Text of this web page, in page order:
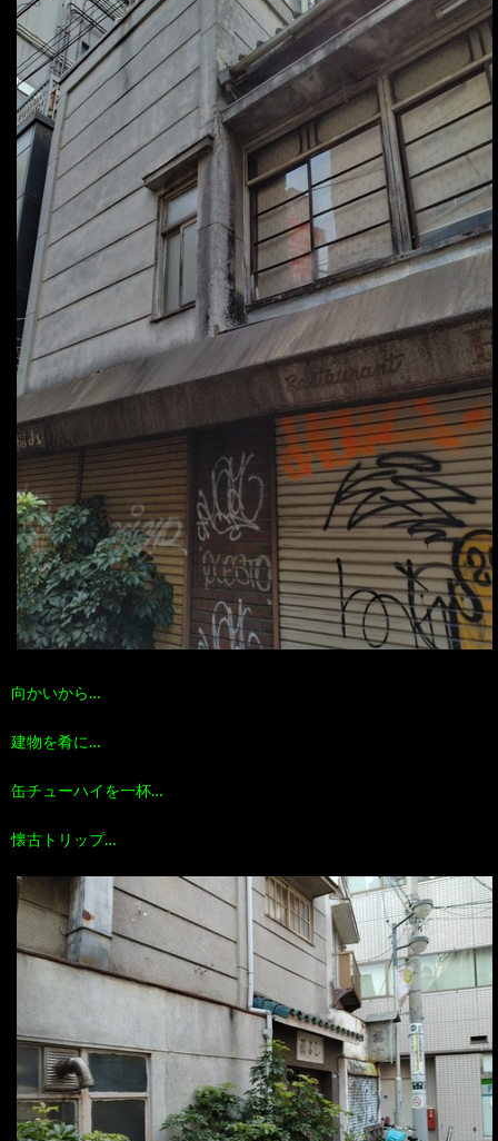
向かいから…
建物を肴に…
缶チューハイを一杯…
懐古トリップ…